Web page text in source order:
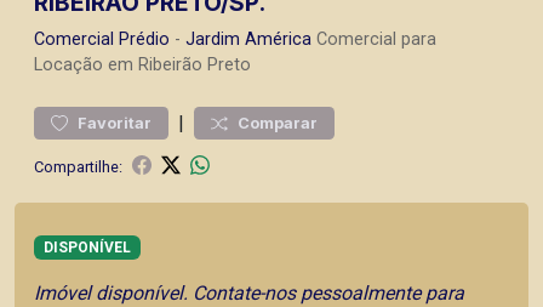
Comercial Prédio - Jardim América Comercial para
Locação em Ribeirão Preto
Favoritar | Comparar
Compartilhe:
DISPONÍVEL
Imóvel disponível. Contate-nos pessoalmente para